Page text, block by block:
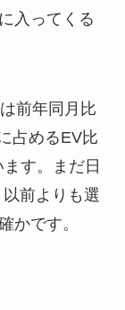
入ってくる
前年同月比
占めるEV比
す。まだ日
前よりも選
かです。